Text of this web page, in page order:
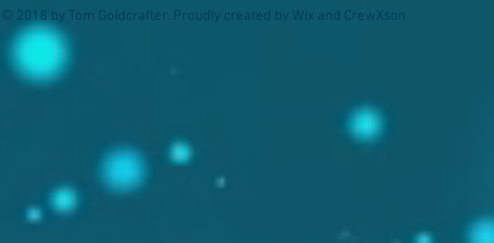
© 2018 by Tom Goldcrafter. Proudly created by Wix and CrewXson